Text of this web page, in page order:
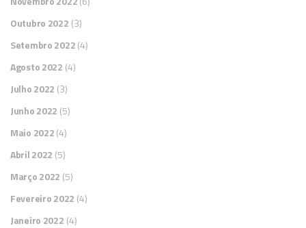
Outubro 2022 (3)
Setembro 2022(4)
Agosto 2022 (4)
Julho 2022 (3)
Junho 2022 (5)
Maio 2022(4)
Abril 2022 (5)
Março 2022 (5)
Fevereiro 2022 (4)
Janeiro 2022 (4)